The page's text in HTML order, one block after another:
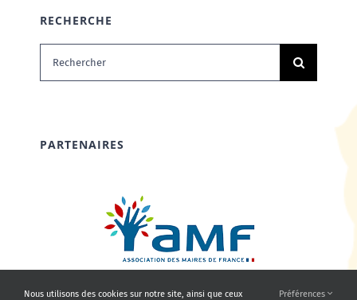
RECHERCHE
Rechercher:
PARTENAIRES
Nous utilisons des cookies sur notre site, ainsi que ceux Préférences